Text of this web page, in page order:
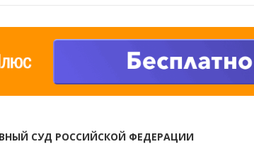
СУД РОССИЙСКОЙ ФЕДЕРАЦИИ